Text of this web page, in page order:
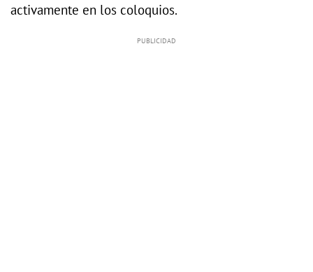
activamente en los coloquios.